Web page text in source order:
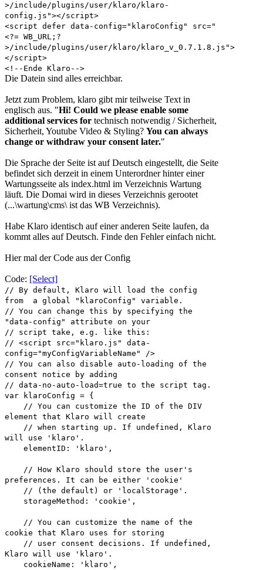
>/include/plugins/user/klaro/klaro-
config.js"></script>
<script defer data-config="klaroConfig" src="
<?= WB_URL;?
>/include/plugins/user/klaro/klaro_v_0.7.1.8.js">
</script>
<!--Ende Klaro-->
Die Datein sind alles erreichbar.
Jetzt zum Problem, klaro gibt mir teilweise Text in
englisch aus. "Hi! Could we please enable some
additional services for technisch notwendig / Sicherheit,
Sicherheit, Youtube Video & Styling? You can always
change or withdraw your consent later."
Die Sprache der Seite ist auf Deutsch eingestellt, die Seite
befindet sich derzeit in einem Unterordner hinter einer
Wartungsseite als index.html im Verzeichnis Wartung
läuft. Die Domai wird in dieses Verzeichnis gerootet
(...\wartung\cms\ ist das WB Verzeichnis).
Habe Klaro identisch auf einer anderen Seite laufen, da
kommt alles auf Deutsch. Finde den Fehler einfach nicht.
Hier mal der Code aus der Config
Code: [Select]
// By default, Klaro will load the config
from a global "klaroConfig" variable.
// You can change this by specifying the
"data-config" attribute on your
// script take, e.g. like this:
// <script src="klaro.js" data-
config="myConfigVariableName" />
// You can also disable auto-loading of the
consent notice by adding
// data-no-auto-load=true to the script tag.
var klaroConfig = {
// You can customize the ID of the DIV
element that Klaro will create
// when starting up. If undefined, Klaro
will use 'klaro'.
elementID: 'klaro',
// How Klaro should store the user's
preferences. It can be either 'cookie'
// (the default) or 'localStorage'.
storageMethod: 'cookie',
// You can customize the name of the
cookie that Klaro uses for storing
// user consent decisions. If undefined,
Klaro will use 'klaro'.
cookieName: 'klaro',